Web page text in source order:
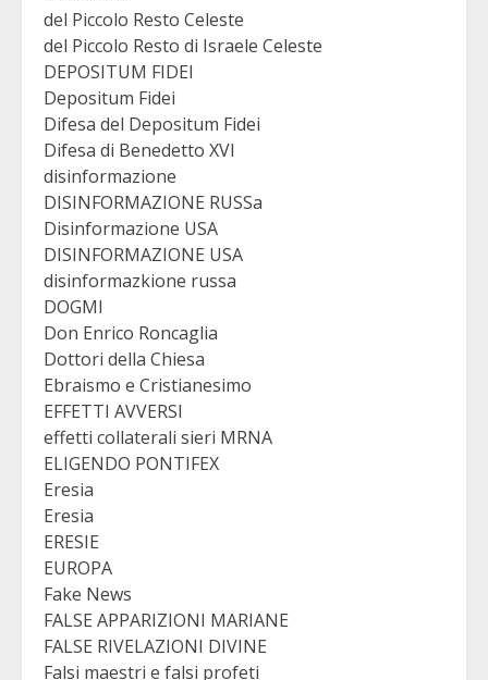
del Piccolo Resto Celeste
del Piccolo Resto di Israele Celeste
DEPOSITUM FIDEI
Depositum Fidei
Difesa del Depositum Fidei
Difesa di Benedetto XVI
disinformazione
DISINFORMAZIONE RUSSa
Disinformazione USA
DISINFORMAZIONE USA
disinformazkione russa
DOGMI
Don Enrico Roncaglia
Dottori della Chiesa
Ebraismo e Cristianesimo
EFFETTI AVVERSI
effetti collaterali sieri MRNA
ELIGENDO PONTIFEX
Eresia
Eresia
ERESIE
EUROPA
Fake News
FALSE APPARIZIONI MARIANE
FALSE RIVELAZIONI DIVINE
Falsi maestri e falsi profeti